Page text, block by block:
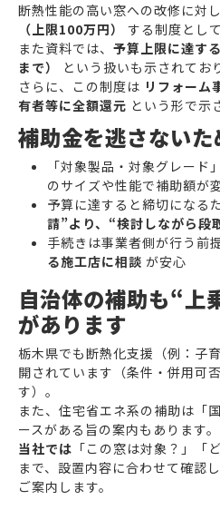
断熱性能の高い窓への改修に対
（上限100万円）
する制度とし
また資料では、 予算上限に達す
まで）
という扱いも示されてお
さらに、この制度は リフォーム
有者等に全額還元 という形で示
補助金を逃さないた
「対象製品・対象グレー
のサイズや性能で補助額が
予算に達すると締切になるた
請”より、“検討しながら段
手続きは事業者側が行う前
る施工店に相談 が安心
自治体の補助も“上
があります
栃木県でも断熱化支援（例：子
開されています（条件・併用可
す）。
また、住宅省エネ系の補助は「
ースがある旨の案内もあります。
当社では 「この窓は対象？」「
まで、設置内容に合わせて確認
ご案内します。